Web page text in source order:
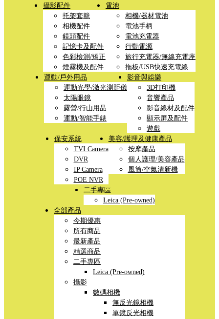
攝影配件
托架套籠
相機配件
鏡頭配件
記憶卡及配件
色彩檢測/矯正
煙霧機及配件
電池
相機/器材電池
電池手柄
電池充電器
行動電源
旅行充電器/無線充電座
拖板/USB快速充電線
運動/戶外用品
運動光學/激光測距儀
太陽眼鏡
露營/行山用品
運動/智能手錶
影音與娛樂
3D打印機
音響產品
影音線材及配件
顯示屏及配件
遊戲
保安系統
TVI Camera
DVR
IP Camera
POE NVR
美容/護理及健康產品
按摩產品
個人護理/美容產品
風筒/空氣清新機
二手專區
Leica (Pre-owned)
全部產品
今期優惠
所有商品
最新產品
精選商品
二手專區
Leica (Pre-owned)
攝影
數碼相機
無反光鏡相機
單鏡反光相機